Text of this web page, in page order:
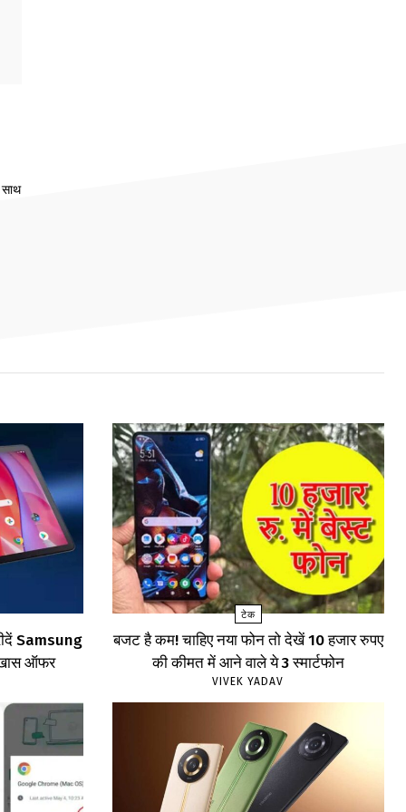
Samsung
ऑफर
टेक
बजट है कम! चाहिए नया फोन तो देखें 10 हजार रुपए
की कीमत में आने वाले ये 3 स्मार्टफोन
VIVEK YADAV